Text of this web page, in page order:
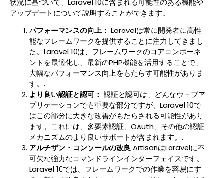
アップデートについて説明することができます。.
パフォーマンスの向上： Laravelは常に開発者に高性
能なフレームワークを提供することに注力してきまし
た。Laravel 10は、フレームワークのコアコンポーネ
ントを最適化し、最新のPHP機能を活用することで、
大幅なパフォーマンス向上をもたらす可能性がありま
す。.
より良い認証と認可： 認証と認可は、どんなウェブア
プリケーションでも重要な部分ですが、Laravel 10で
はこの部分に大きな改善がもたらされる可能性があり
ます。これには、多要素認証、OAuth、その他の認証
メカニズムのより良いサポートが含まれます。.
アルチザン・コンソールの改良 ArtisanはLaravelに不
可欠な強力なコマンドラインインターフェイスです。
Laravel 10では、フレームワークでの作業を容易にす